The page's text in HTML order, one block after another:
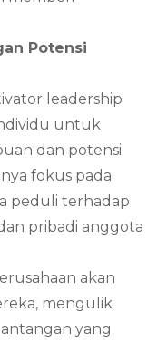
Potensi
leadership
untuk
dan potensi
fokus pada
peduli terhadap
pribadi anggota
akan
mengulik
yang